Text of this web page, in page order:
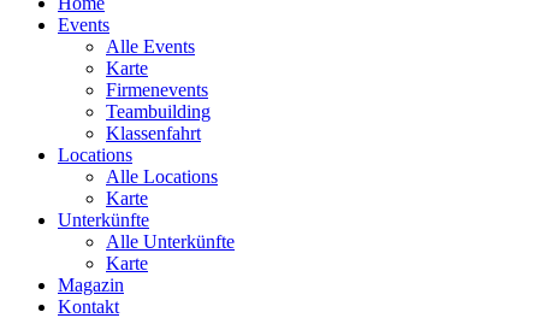
Events
Alle Events
Karte
Firmenevents
Teambuilding
Klassenfahrt
Locations
Alle Locations
Karte
Unterkünfte
Alle Unterkünfte
Karte
Magazin
Kontakt